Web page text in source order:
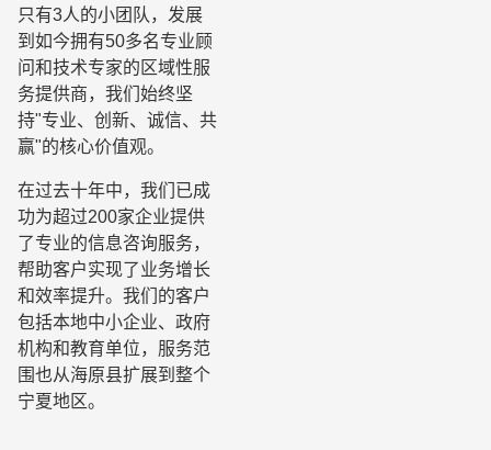
只有3人的小团队，发展
到如今拥有50多名专业顾
问和技术专家的区域性服
务提供商，我们始终坚
持"专业、创新、诚信、共
赢"的核心价值观。
在过去十年中，我们已成
功为超过200家企业提供
了专业的信息咨询服务，
帮助客户实现了业务增长
和效率提升。我们的客户
包括本地中小企业、政府
机构和教育单位，服务范
围也从海原县扩展到整个
宁夏地区。